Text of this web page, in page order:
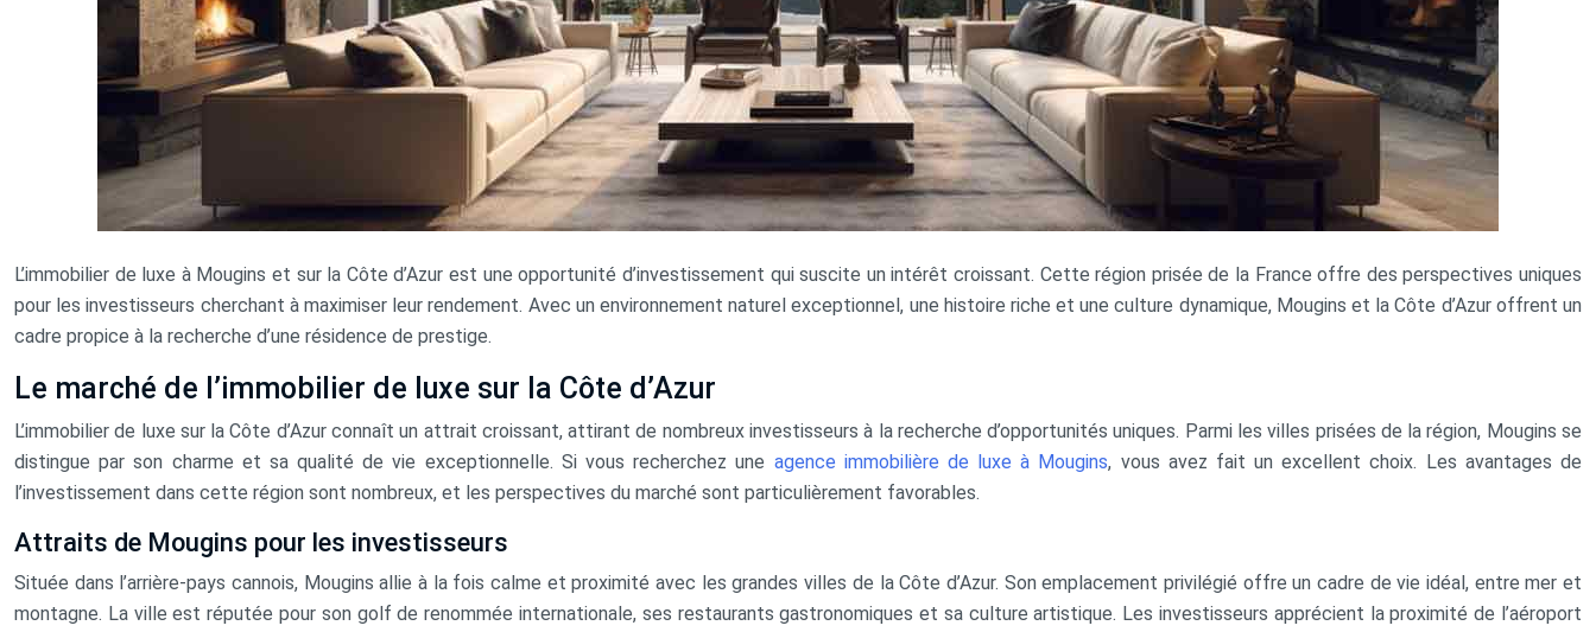
L’immobilier de luxe à Mougins et sur la Côte d’Azur est une opportunité d’investissement qui suscite un intérêt croissant. Cette région prisée de la France offre des perspectives uniques
pour les investisseurs cherchant à maximiser leur rendement. Avec un environnement naturel exceptionnel, une histoire riche et une culture dynamique, Mougins et la Côte d’Azur offrent un
cadre propice à la recherche d’une résidence de prestige.
Le marché de l’immobilier de luxe sur la Côte d’Azur
L’immobilier de luxe sur la Côte d’Azur connaît un attrait croissant, attirant de nombreux investisseurs à la recherche d’opportunités uniques. Parmi les villes prisées de la région, Mougins se
distingue par son charme et sa qualité de vie exceptionnelle. Si vous recherchez une agence immobilière de luxe à Mougins, vous avez fait un excellent choix. Les avantages de
l’investissement dans cette région sont nombreux, et les perspectives du marché sont particulièrement favorables.
Attraits de Mougins pour les investisseurs
Située dans l’arrière-pays cannois, Mougins allie à la fois calme et proximité avec les grandes villes de la Côte d’Azur. Son emplacement privilégié offre un cadre de vie idéal, entre mer et
montagne. La ville est réputée pour son golf de renommée internationale, ses restaurants gastronomiques et sa culture artistique. Les investisseurs apprécient la proximité de l’aéroport